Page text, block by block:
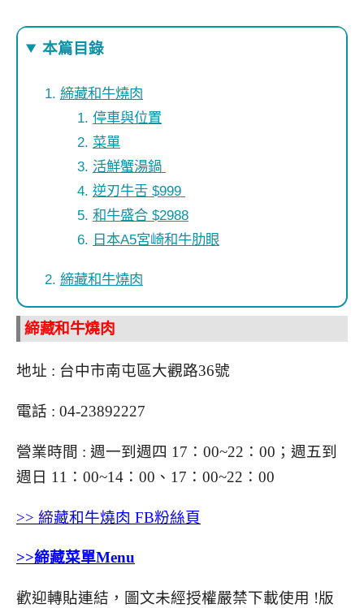
本篇目錄
締藏和牛燒肉
停車與位置
菜單
活鮮蟹湯鍋
逆刃牛舌 $999
和牛盛合 $2988
日本A5宮崎和牛肋眼
締藏和牛燒肉
締藏和牛燒肉
地址 : 台中市南屯區大觀路36號
電話 : 04-23892227
營業時間 : 週一到週四 17：00~22：00；週五到
週日 11：00~14：00、17：00~22：00
>> 締藏和牛燒肉 FB粉絲頁
>>締藏菜單Menu
歡迎轉貼連結，圖文未經授權嚴禁下載使用 !版